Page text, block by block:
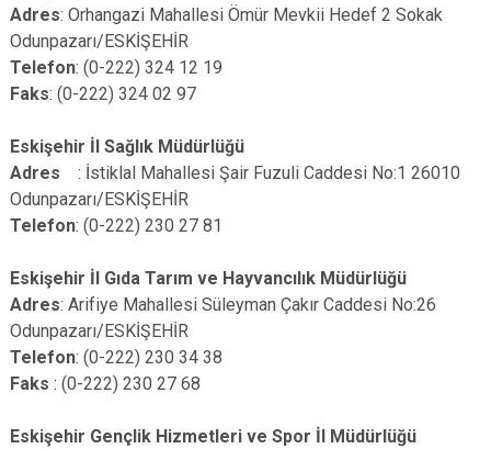
Adres: Orhangazi Mahallesi Ömür Mevkii Hedef 2 Sokak
Odunpazarı/ESKİŞEHİR
Telefon: (0-222) 324 12 19
Faks: (0-222) 324 02 97
Eskişehir İl Sağlık Müdürlüğü
Adres : İstiklal Mahallesi Şair Fuzuli Caddesi No:1 26010
Odunpazarı/ESKİŞEHİR
Telefon: (0-222) 230 27 81
Eskişehir İl Gıda Tarım ve Hayvancılık Müdürlüğü
Adres: Arifiye Mahallesi Süleyman Çakır Caddesi No:26
Odunpazarı/ESKİŞEHİR
Telefon: (0-222) 230 34 38
Faks : (0-222) 230 27 68
Eskişehir Gençlik Hizmetleri ve Spor İl Müdürlüğü